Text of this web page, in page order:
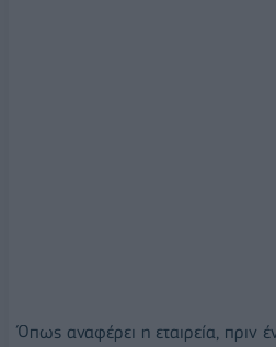
Όπως αναφέρει η εταιρεία, πριν